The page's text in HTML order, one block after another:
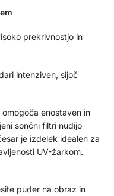
prekrivnostjo in
intenziven, sijoč
enostaven in
sončni filtri nudijo
je izdelek idealen za
UV-žarkom.
puder na obraz in